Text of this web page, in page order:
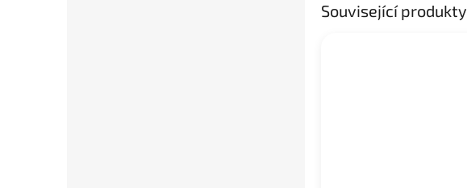
Související produkty